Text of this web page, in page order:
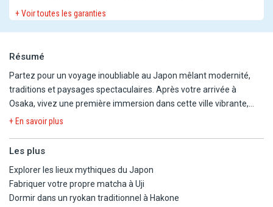
+ Voir toutes les garanties
Résumé
Partez pour un voyage inoubliable au Japon mêlant modernité,
traditions et paysages spectaculaires. Après votre arrivée à
Osaka, vivez une première immersion dans cette ville vibrante,
avant de découvrir Hiroshima et l'île sacrée de Miyajima avec son
impériale, puis explorez Kyoto, berceau de la culture japonaise,
ses forêts de bambous. Vous vivrez également une expérience
authentique à Uji autour du matcha et découvrirez l'art ancestral
des sabres à Seki. En route vers Hakone, profitez de paysages
+ En savoir plus
Les plus
Explorer les lieux mythiques du Japon
Fabriquer votre propre matcha à Uji
Dormir dans un ryokan traditionnel à Hakone